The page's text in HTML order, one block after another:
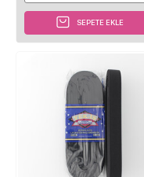
SEPETE EKLE